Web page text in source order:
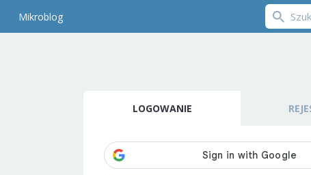
Mikroblog
LOGOWANIE